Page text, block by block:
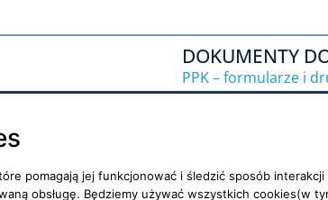
DOKUMENTY
PPK – formularze i
pomagają jej funkcjonować i śledzić sposób
obsługę. Będziemy używać wszystkich cookies(w